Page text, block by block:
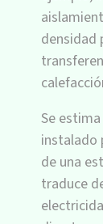
densidad
Se
instalado
de una
traduce